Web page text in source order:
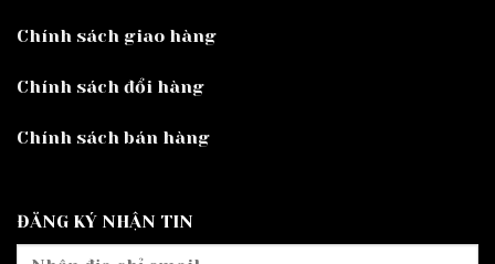
Chính sách giao hàng
Chính sách đổi hàng
Chính sách bán hàng
ĐĂNG KÝ NHẬN TIN